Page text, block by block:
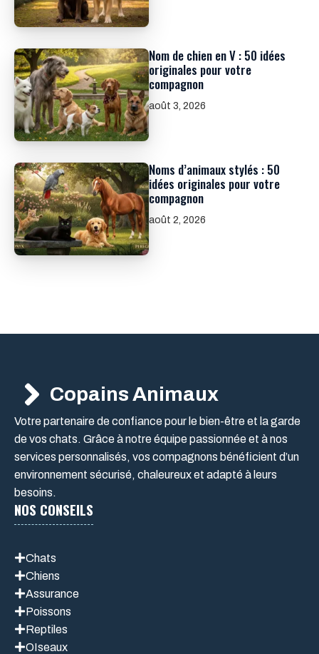
Nom de chien en V : 50 idées
originales pour votre
compagnon
août 3, 2026
Noms d’animaux stylés : 50
idées originales pour votre
compagnon
août 2, 2026
Copains Animaux
Votre partenaire de confiance pour le bien-être et la garde
de vos chats. Grâce à notre équipe passionnée et à nos
services personnalisés, vos compagnons bénéficient d’un
environnement sécurisé, chaleureux et adapté à leurs
besoins.
NOS CONSEILS
Chats
Chiens
Assurance
Poissons
Reptiles
OIseaux